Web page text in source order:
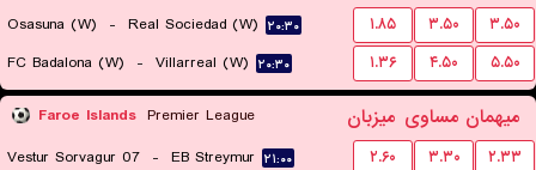
Osasuna (W) - Real Sociedad (W) ۲۰:۳۰ ۱.۸۵ ۳.۵۰
۳.۵۰
FC Badalona (W) - Villarreal (W) ۲۰:۳۰ ۱.۳۶ ۴.۵۰ ۵.۵۰
Faroe Islands Premier League میزبان مساوی میهمان
07 Vestur Sorvagur - EB Streymur ۲۱:۰۰ ۲.۶۰ ۳.۳۰ ۲.۳۳